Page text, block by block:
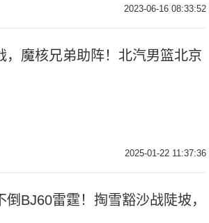
2023-06-16 08:33:52
，魔核兄弟助阵！北汽男篮北京
2025-01-22 11:37:36
倒BJ60雷霆！掏雪豁沙战陡坡，